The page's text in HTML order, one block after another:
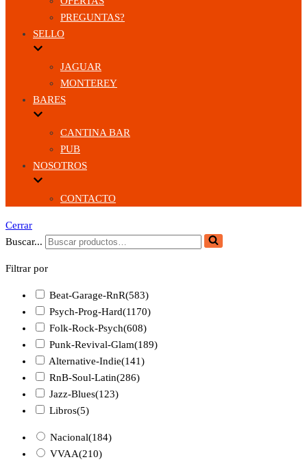
PREGUNTAS?
SELLO
JAGUAR
MONTEREY
BARES
CANTINA BAR
PUB
NOSOTROS
CONTACTO
Cerrar
Buscar...
Filtrar por
Beat-Garage-RnR(583)
Psych-Prog-Hard(1170)
Folk-Rock-Psych(608)
Punk-Revival-Glam(189)
Alternative-Indie(141)
RnB-Soul-Latin(286)
Jazz-Blues(123)
Libros(5)
Nacional(184)
VVAA(210)